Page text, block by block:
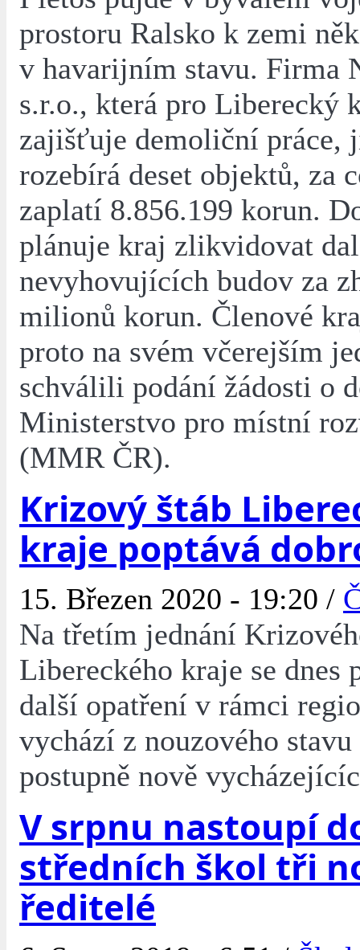
prostoru Ralsko k zemi
v havarijním stavu. Firma
s.r.o., která pro Liberecký
zajišťuje demoliční práce,
rozebírá deset objektů, za
zaplatí 8.856.199 korun.
plánuje kraj zlikvidovat
nevyhovujících budov za
milionů korun. Členové
proto na svém včerejším
schválili podání žádosti o
Ministerstvo pro místní
(MMR ČR).
Krizový štáb
kraje poptává
15. Březen 2020 - 19:20 /
Na třetím jednání
Libereckého kraje se dnes
další opatření v rámci
vychází z nouzového
postupně nově
V srpnu nastoupí
středních škol tři
ředitelé